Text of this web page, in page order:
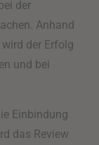
der
Anhand
der Erfolg
und bei
Einbindung
das Review